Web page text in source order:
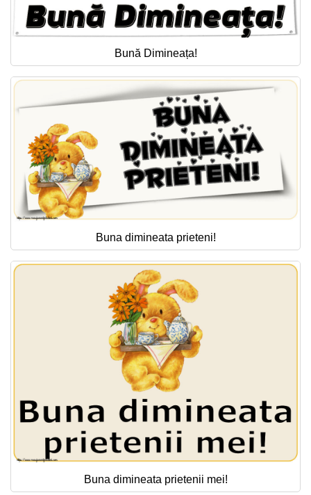
Bună Dimineața!
Buna dimineata prieteni!
Buna dimineata prietenii mei!